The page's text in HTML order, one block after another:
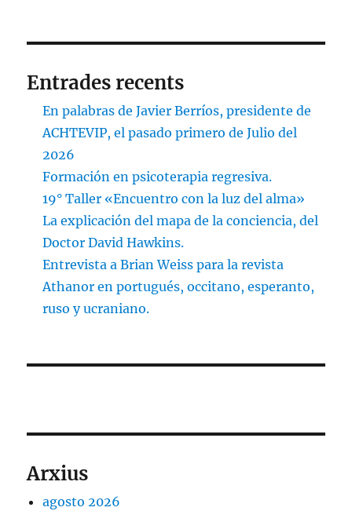
Entrades recents
En palabras de Javier Berríos, presidente de
ACHTEVIP, el pasado primero de Julio del
2026
Formación en psicoterapia regresiva.
19° Taller «Encuentro con la luz del alma»
La explicación del mapa de la conciencia, del
Doctor David Hawkins.
Entrevista a Brian Weiss para la revista
Athanor en portugués, occitano, esperanto,
ruso y ucraniano.
Arxius
agosto 2026